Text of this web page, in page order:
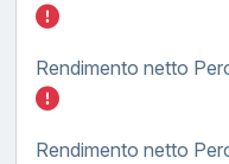
Inserisci
Rendimento netto
Inserisci
Rendimento netto